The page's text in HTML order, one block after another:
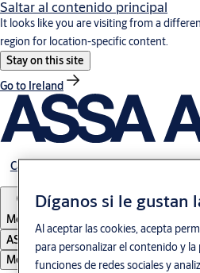
Saltar al contenido principal
It looks like you are visiting from a
region for location-specific content.
Stay on this site
Go to Ireland
Carrera
Mexico
ASSA ABLOY Group
Menú
Díganos si le gustan
Al aceptar las cookies, acepta
para personalizar el contenido y
funciones de redes sociales y